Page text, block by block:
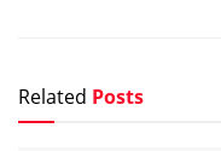
Related Posts